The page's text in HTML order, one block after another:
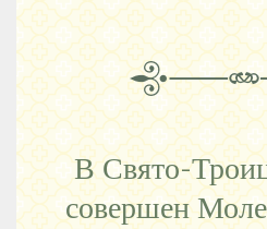
В Свято-
совершен